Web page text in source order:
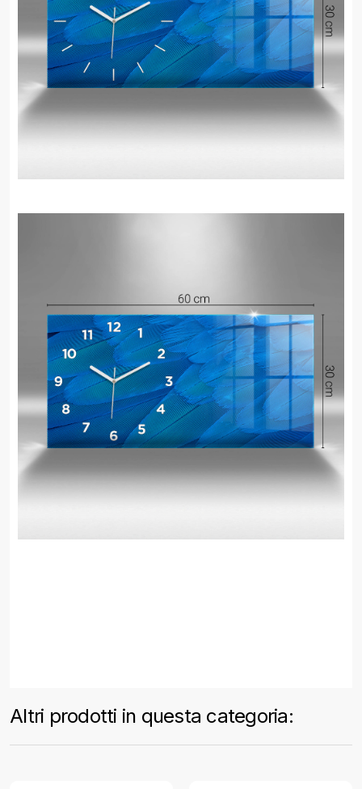
Altri prodotti in questa categoria: